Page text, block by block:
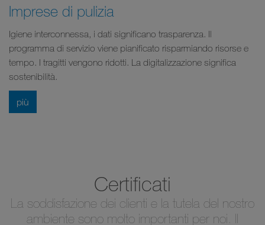
Imprese di pulizia
Igiene interconnessa, i dati significano trasparenza. Il
programma di servizio viene pianificato risparmiando risorse e
tempo. I tragitti vengono ridotti. La digitalizzazione significa
sostenibilità.
più
Certificati
La soddisfazione dei clienti e la tutela del nostro
ambiente sono molto importanti per noi. Il